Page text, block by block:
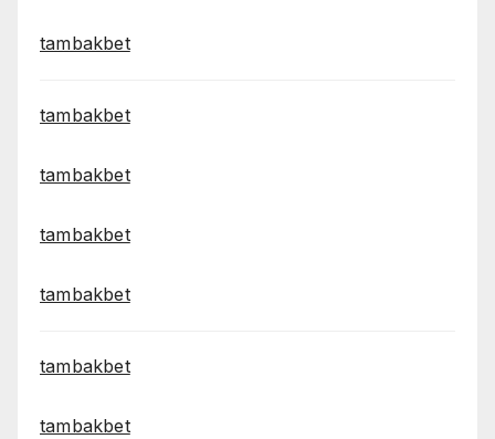
tambakbet
tambakbet
tambakbet
tambakbet
tambakbet
tambakbet
tambakbet